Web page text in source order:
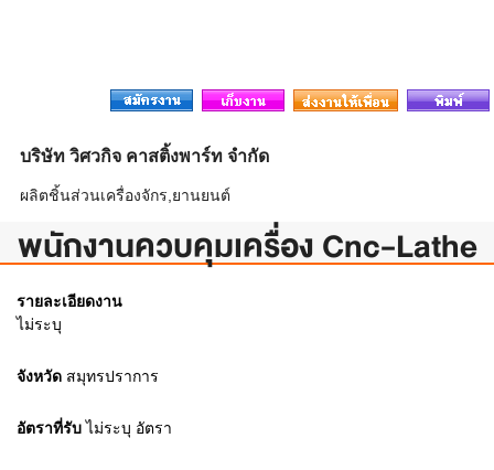
บริษัท วิศวกิจ คาสติ้งพาร์ท จำกัด
ผลิตชิ้นส่วนเครื่องจักร,ยานยนต์
พนักงานควบคุมเครื่อง Cnc-Lathe
รายละเอียดงาน
ไม่ระบุ
จังหวัด สมุทรปราการ
อัตราที่รับไม่ระบุ อัตรา